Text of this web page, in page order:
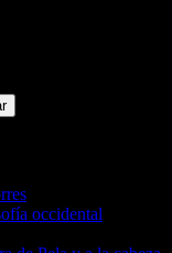
occidental